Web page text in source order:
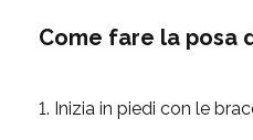
Come fare la posa
1. Inizia in piedi con le